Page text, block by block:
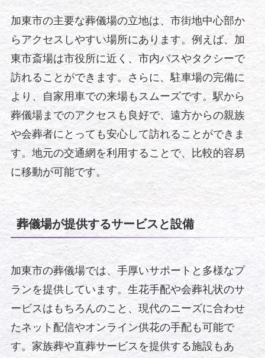
加東市の主要な葬儀場の立地は、市街地中心部か
らアクセスしやすい場所にあります。例えば、加
東市斎場は市役所に近く、市内バスやタクシーで
訪れることができます。さらに、駐車場の完備に
より、自家用車での来場もスムーズです。駅から
葬儀場までのアクセスも良好で、遠方からの親族
や会葬者にとっても安心して訪れることができま
す。地元の交通網を利用することで、比較的容易
に移動が可能です。
葬儀場が提供するサービスと設備
加東市の葬儀場では、手厚いサポートと多様なプ
ランを提供しています。生花手配や会葬礼状のサ
ービスはもちろんのこと、現代のニーズに合わせ
たネット配信やオンライン供花の手配も可能で
す。家族葬や直葬サービスを提供する施設もあ